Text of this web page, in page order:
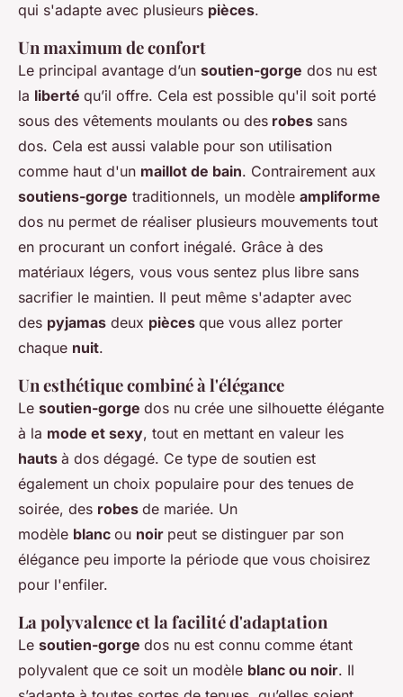
qui s'adapte avec plusieurs pièces.
Un maximum de confort
Le principal avantage d’un soutien-gorge dos nu est
la liberté qu’il offre. Cela est possible qu'il soit porté
sous des vêtements moulants ou des robes sans
dos. Cela est aussi valable pour son utilisation
comme haut d'un maillot de bain. Contrairement aux
soutiens-gorge traditionnels, un modèle ampliforme
dos nu permet de réaliser plusieurs mouvements tout
en procurant un confort inégalé. Grâce à des
matériaux légers, vous vous sentez plus libre sans
sacrifier le maintien. Il peut même s'adapter avec
des pyjamas deux pièces que vous allez porter
chaque nuit.
Un esthétique combiné à l'élégance
Le soutien-gorge dos nu crée une silhouette élégante
à la mode et sexy, tout en mettant en valeur les
hauts à dos dégagé. Ce type de soutien est
également un choix populaire pour des tenues de
soirée, des robes de mariée. Un
modèle blanc ou noir peut se distinguer par son
élégance peu importe la période que vous choisirez
pour l'enfiler.
La polyvalence et la facilité d'adaptation
Le soutien-gorge dos nu est connu comme étant
polyvalent que ce soit un modèle blanc ou noir. Il